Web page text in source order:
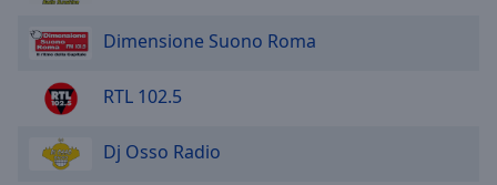
Dimensione Suono Roma
RTL 102.5
Dj Osso Radio